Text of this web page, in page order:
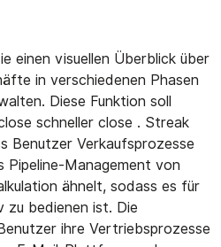
einen visuellen Überblick über
in verschiedenen Phasen
Diese Funktion soll
schneller close . Streak
Benutzer Verkaufsprozesse
Pipeline-Management von
ähnelt, sodass es für
zu bedienen ist. Die
ihre Vertriebsprozesse